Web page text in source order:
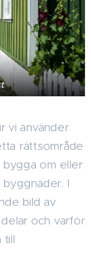
vi använder
rättsområde
bygga om eller
byggnader. I
bild av
och varför
till